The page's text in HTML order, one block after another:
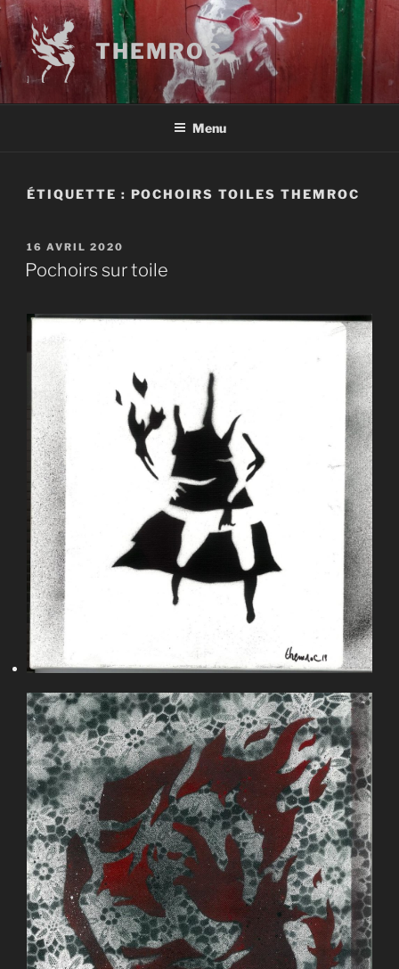
Aller
contenu
principal
THEMROC
Menu
ÉTIQUETTE : POCHOIRS TOILES THEMROC
PUBLIÉ
LE
16 AVRIL 2020
Pochoirs sur toile